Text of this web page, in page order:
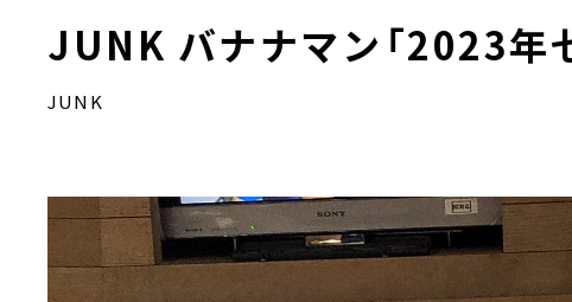
JUNK バナナマン「2023年
JUNK